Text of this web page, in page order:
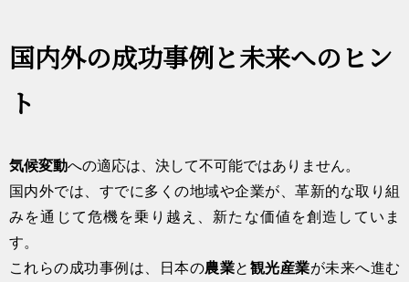
国内外の成功事例と未来へのヒン
ト
気候変動への適応は、決して不可能ではありません。
国内外では、すでに多くの地域や企業が、革新的な取り組
みを通じて危機を乗り越え、新たな価値を創造していま
す。
これらの成功事例は、日本の農業と 観光産業が未来へ進む